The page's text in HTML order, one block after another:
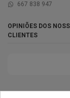
667 838 947
OPINIÕES DOS
CLIENTES